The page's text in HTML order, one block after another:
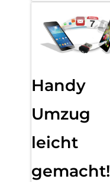
Handy
Umzug
leicht
gemacht!